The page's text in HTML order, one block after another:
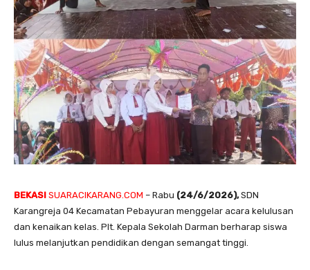
BEKASI SUARACIKARANG.COM – Rabu (24/6/2026),SDN
Karangreja 04 Kecamatan Pebayuran menggelar acara kelulusan
dan kenaikan kelas. Plt. Kepala Sekolah Darman berharap siswa
lulus melanjutkan pendidikan dengan semangat tinggi.